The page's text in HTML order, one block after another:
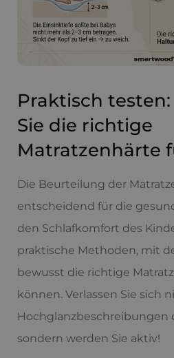
Praktisch
Sie die richtige
Matratzenhärte
Die Beurteilung der
entscheidend für die
den Schlafkomfort des
praktische Methoden, mit
bewusst die richtige
können. Verlassen Sie sich
Hochglanzbeschreibungen
sondern werden Sie aktiv!